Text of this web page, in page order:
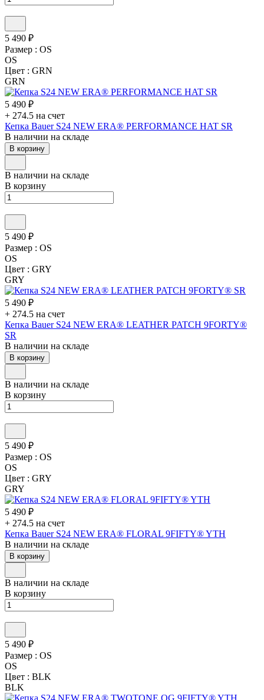
5 490 ₽
Размер : OS
OS
Цвет : GRN
GRN
5 490 ₽
+ 274.5 на счет
Кепка Bauer S24 NEW ERA® PERFORMANCE HAT SR
В наличии на складе
В корзину
В наличии на складе
В корзину
5 490 ₽
Размер : OS
OS
Цвет : GRY
GRY
5 490 ₽
+ 274.5 на счет
Кепка Bauer S24 NEW ERA® LEATHER PATCH 9FORTY®
SR
В наличии на складе
В корзину
В наличии на складе
В корзину
5 490 ₽
Размер : OS
OS
Цвет : GRY
GRY
5 490 ₽
+ 274.5 на счет
Кепка Bauer S24 NEW ERA® FLORAL 9FIFTY® YTH
В наличии на складе
В корзину
В наличии на складе
В корзину
5 490 ₽
Размер : OS
OS
Цвет : BLK
BLK